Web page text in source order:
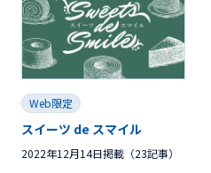
Web限定
スイーツ de スマイル
2022年12月14日掲載（23記事）